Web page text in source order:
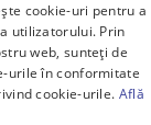
Termeni
Termeni
Politică
cookie-uri pentru a
utilizatorului. Prin
web, sunteți de
urile în conformitate
cookie-urile. Află